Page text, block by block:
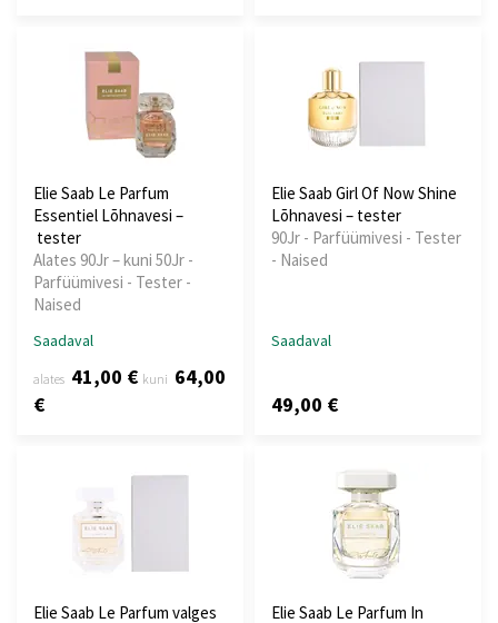
Elie Saab Le Parfum
Essentiel Lõhnavesi –
tester
Alates 90Jr – kuni 50Jr -
Parfüümivesi - Tester -
Naised
Saadaval
alates 41,00 € kuni 64,00
€
Elie Saab Girl Of Now Shine
Lõhnavesi – tester
90Jr - Parfüümivesi - Tester
- Naised
Saadaval
49,00 €
Elie Saab Le Parfum valges Elie Saab Le Parfum In